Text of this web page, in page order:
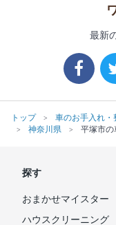
最新
トップ 車のお手入れ・
神奈川県
平塚市の
探す
おまかせマイスター
ハウスクリーニング